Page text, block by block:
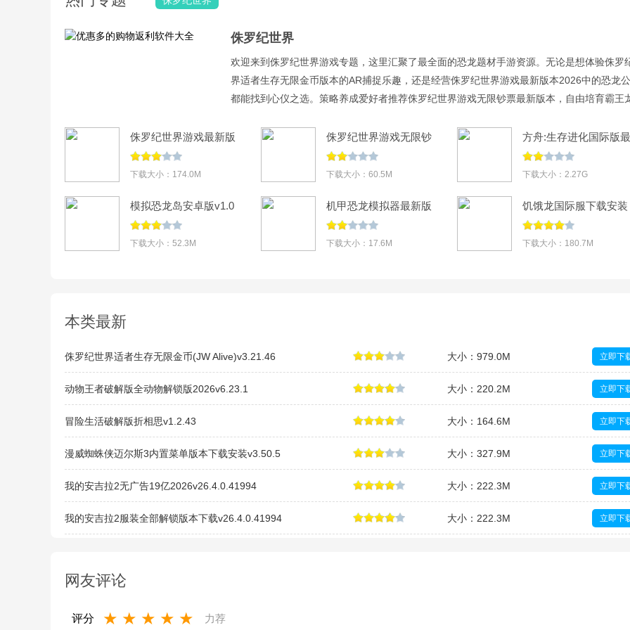
侏罗纪世界
欢迎来到侏罗纪世界游戏专题，这里汇聚了最全面的恐龙题材手游资源。无论是想体验侏罗
界适者生存无限金币版本的AR捕捉乐趣，还是经营侏罗纪世界游戏最新版本2026中的恐龙公
都能找到心仪之选。策略养成爱好者推荐侏罗纪世界游戏无限钞票最新版本，自由培育霸王
龙、建立部落。休闲玩家可尝试模拟恐龙岛安卓版、<机甲恐龙模拟器最新
侏罗纪世界游戏最新版
本2026下载(Jurassic
World The
下载大小：174.0M
侏罗纪世界游戏无限钞
票最新版本(Jurassic
World The
下载大小：60.5M
方舟:生存进化国际版最
新版2026(ARK: Survival
Evolved)v2.0.29
下载大小：2.27G
模拟恐龙岛安卓版v1.0
下载大小：52.3M
机甲恐龙模拟器最新版
v1.7.54
下载大小：17.6M
饥饿龙国际服下载安装
最新版v5.7
下载大小：180.7M
本类最新
侏罗纪世界适者生存无限金币(JW Alive)v3.21.46 大小：979.0M 立即下
动物王者破解版全动物解锁版2026v6.23.1 大小：220.2M 立即下
冒险生活破解版折相思v1.2.43 大小：164.6M 立即下
漫威蜘蛛侠迈尔斯3内置菜单版本下载安装v3.50.5 大小：327.9M 立即下
我的安吉拉2无广告19亿2026v26.4.0.41994 大小：222.3M 立即下
我的安吉拉2服装全部解锁版本下载v26.4.0.41994 大小：222.3M 立即下
网友评论
评分 ★ ★ ★ ★ ★ 力荐